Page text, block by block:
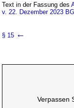
Text in der Fassung des
v. 22. Dezember 2023
§ 15 ←
Verpassen